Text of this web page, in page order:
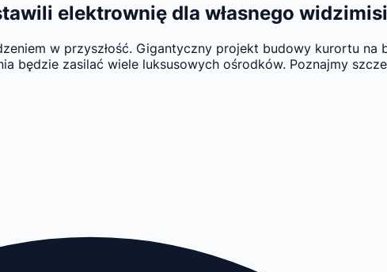
elektrownię dla własnego
w przyszłość. Gigantyczny projekt budowy kurortu na
będzie zasilać wiele luksusowych ośrodków. Poznajmy